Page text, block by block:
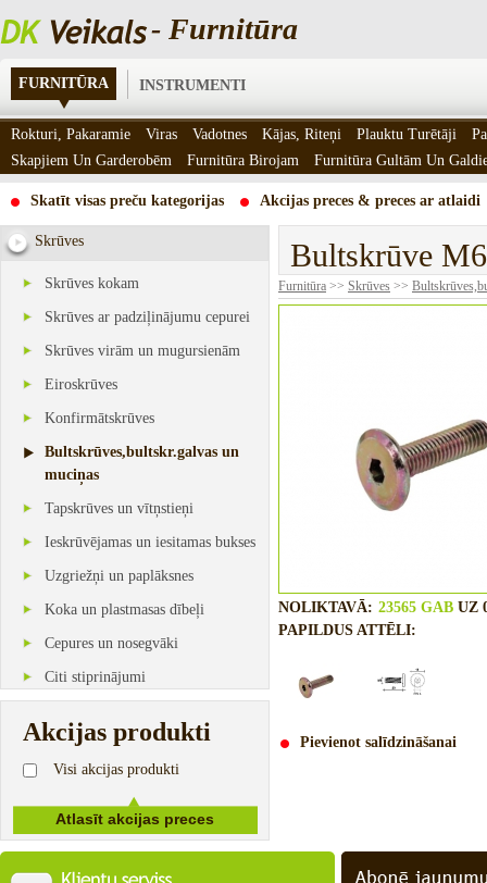
- Furnitūra
FURNITŪRA INSTRUMENTI
Skatīt visas preču kategorijas Akcijas preces & preces ar atlaidi
Skrūves
Skrūves kokam
Skrūves ar padziļinājumu cepurei
Skrūves virām un mugursienām
Eiroskrūves
Konfirmātskrūves
Bultskrūves,bultskr.galvas un
muciņas
Tapskrūves un vītņstieņi
Ieskrūvējamas un iesitamas bukses
Uzgriežņi un paplāksnes
Koka un plastmasas dībeļi
Cepures un nosegvāki
Citi stiprinājumi
Akcijas produkti
Visi akcijas produkti
Bultskrūve
Furnitūra >> Skrūves >>
NOLIKTAVĀ: 23565 GAB UZ
PAPILDUS ATTĒLI:
Pievienot salīdzināšanai
Rokturi, Pakaramie Viras Vadotnes Kājas, Riteņi Plauktu Turētāji
Skapjiem Un Garderobēm
Furnitūra Birojam Furnitūra Gultām Un